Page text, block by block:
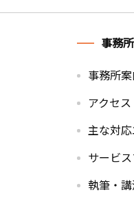
事務
事務所
アクセス
主な対
サービ
執筆・